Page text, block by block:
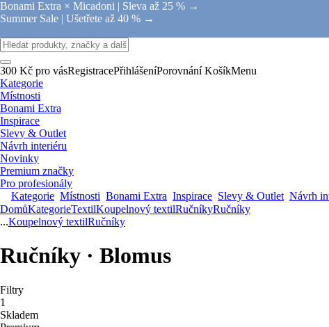
Bonami Extra × Micadoni | Sleva až 25 % →
Summer Sale | Ušetřete až 40 % →
300 Kč pro vásRegistracePřihlášeníPorovnání KošíkMenu
Kategorie
Místnosti
Bonami Extra
Inspirace
Slevy & Outlet
Návrh interiéru
Novinky
Premium značky
Pro profesionály
Kategorie Místnosti Bonami Extra Inspirace Slevy & Outlet Návrh
DomůKategorieTextilKoupelnový textilRučníkyRučníky
...Koupelnový textilRučníky
Ručníky · Blomus
Filtry
1
Skladem